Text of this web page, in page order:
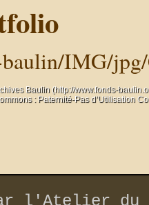
baulin/IMG/
Baulin (http://www.fonds-
: Paternité-Pas d’Utilisation
l'Atelier du